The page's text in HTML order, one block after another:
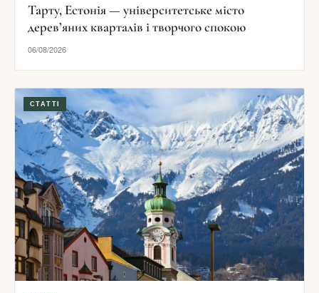
Тарту, Естонія — університетське місто
дерев’яних кварталів і творчого спокою
06/08/2026
СТАТТІ